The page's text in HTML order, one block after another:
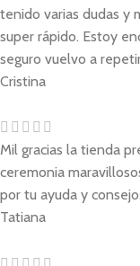
tenido varias dudas y
super rápido. Estoy
seguro vuelvo a
Cristina
Mil gracias la tienda
ceremonia
por tu ayuda y
Tatiana